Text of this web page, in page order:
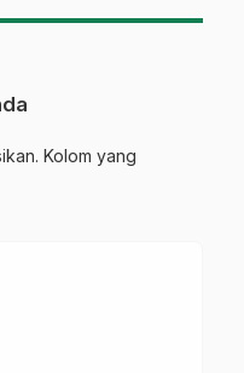
Kolom yang